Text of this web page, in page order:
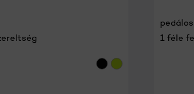
pedálos
1 féle